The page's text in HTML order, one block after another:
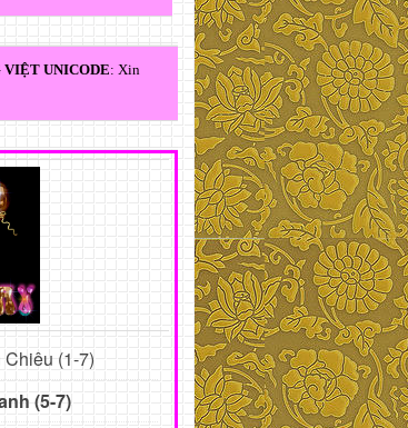
VIỆT UNICODE: Xin
Chiêu (1-7)
(5-7)